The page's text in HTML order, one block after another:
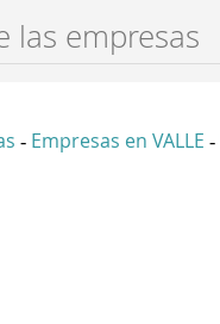
- Empresas en VALLE -